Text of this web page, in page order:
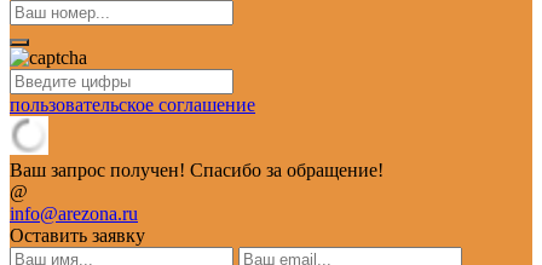
пользовательское соглашение
Ваш запрос получен! Спасибо за обращение!
@
info@arezona.ru
Оставить заявку